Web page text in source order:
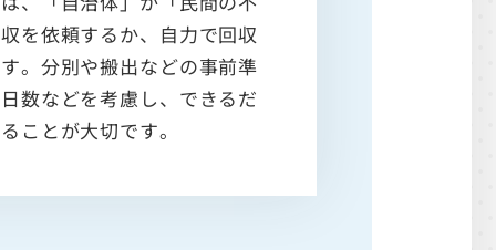
を依頼するか、自力で回収
。分別や搬出などの事前準
数などを考慮し、できるだ
ことが大切です。